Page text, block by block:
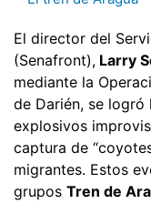
El director del
(Senafront), Larry
mediante la
de Darién, se
explosivos
captura de
migrantes. Estos
grupos Tren de